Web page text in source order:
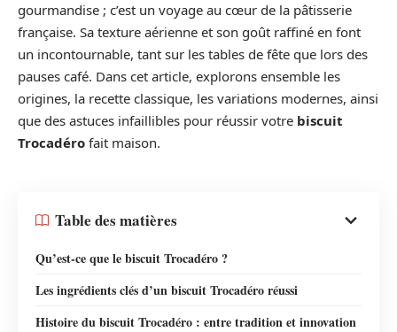
gourmandise ; c’est un voyage au cœur de la pâtisserie
française. Sa texture aérienne et son goût raffiné en font
un incontournable, tant sur les tables de fête que lors des
pauses café. Dans cet article, explorons ensemble les
origines, la recette classique, les variations modernes, ainsi
que des astuces infaillibles pour réussir votre biscuit
Trocadéro fait maison.
Table des matières
Qu’est-ce que le biscuit Trocadéro ?
Les ingrédients clés d’un biscuit Trocadéro réussi
Histoire du biscuit Trocadéro : entre tradition et innovation